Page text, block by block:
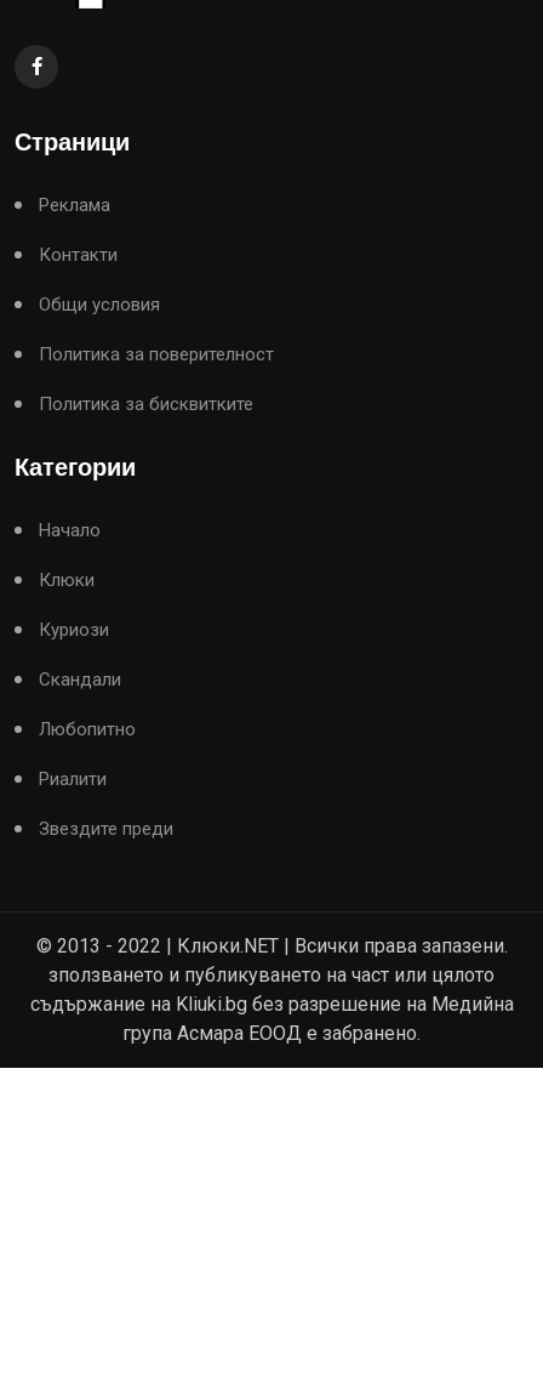
Страници
Реклама
Контакти
Общи условия
Политика за поверителност
Политика за бисквитките
Категории
Начало
Клюки
Куриози
Скандали
Любопитно
Риалити
Звездите преди
© 2013 - 2022 | Клюки.NET | Всички права запазени.
зползването и публикуването на част или цялото
съдържание на Kliuki.bg без разрешение на Медийна
група Асмара ЕООД е забранено.